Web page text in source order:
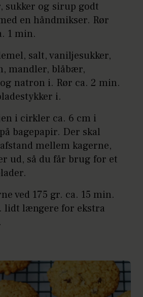
sukker og sirup godt
en håndmikser. Rør
1 min.
salt, vaniljesukker,
mandler, blåbær,
natron i. Rør ca. 2 min.
i.
i cirkler ca. 6 cm i
bagepapir. Der skal
mellem kagerne,
ud, så du får brug for et
ved 175 gr. ca. 15 min.
lidt længere for ekstra